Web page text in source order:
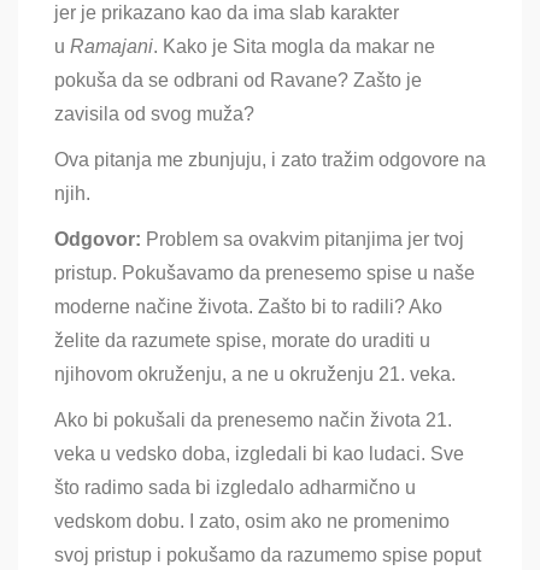
jer je prikazano kao da ima slab karakter
u Ramajani. Kako je Sita mogla da makar ne
pokuša da se odbrani od Ravane? Zašto je
zavisila od svog muža?
Ova pitanja me zbunjuju, i zato tražim odgovore na
njih.
Odgovor: Problem sa ovakvim pitanjima jer tvoj
pristup. Pokušavamo da prenesemo spise u naše
moderne načine života. Zašto bi to radili? Ako
želite da razumete spise, morate do uraditi u
njihovom okruženju, a ne u okruženju 21. veka.
Ako bi pokušali da prenesemo način života 21.
veka u vedsko doba, izgledali bi kao ludaci. Sve
što radimo sada bi izgledalo adharmično u
vedskom dobu. I zato, osim ako ne promenimo
svoj pristup i pokušamo da razumemo spise poput